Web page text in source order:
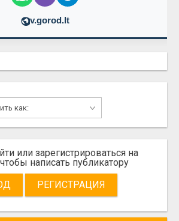
v.gorod.lt
или зарегистрироваться на
написать публикатору
РЕГИСТРАЦИЯ